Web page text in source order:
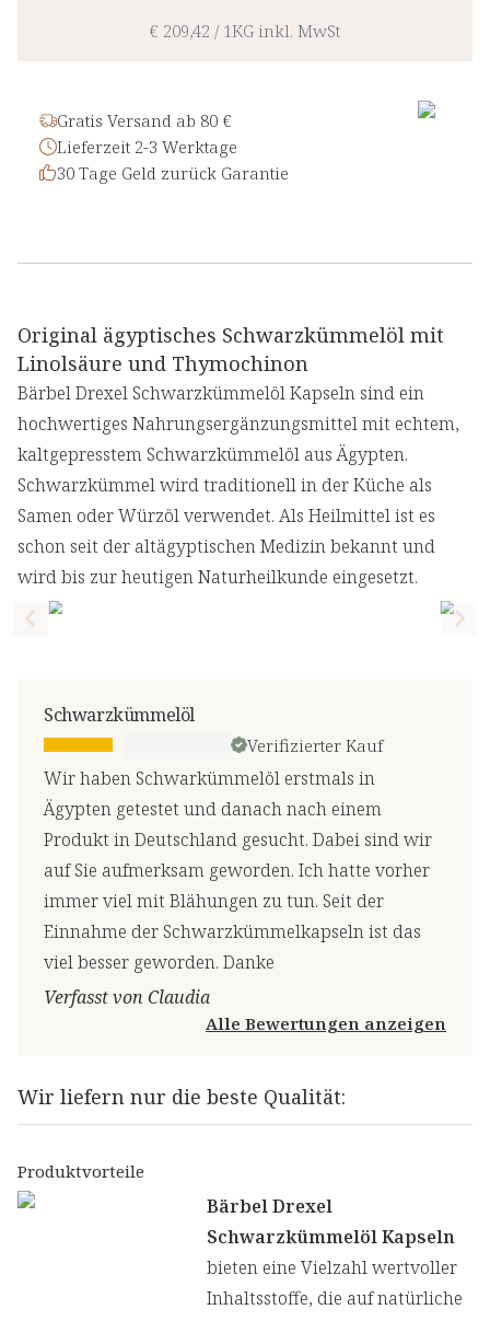
€ 209,42 / 1KG inkl. MwSt
Gratis Versand ab 80 €
Lieferzeit 2-3 Werktage
30 Tage Geld zurück Garantie
Original ägyptisches Schwarzkümmelöl mit
Linolsäure und Thymochinon
Bärbel Drexel Schwarzkümmelöl Kapseln sind ein
hochwertiges Nahrungsergänzungsmittel mit echtem,
kaltgepresstem Schwarzkümmelöl aus Ägypten.
Schwarzkümmel wird traditionell in der Küche als
Samen oder Würzöl verwendet. Als Heilmittel ist es
schon seit der altägyptischen Medizin bekannt und
wird bis zur heutigen Naturheilkunde eingesetzt.
Previous slide
Schwarzkümmelöl
Verifizierter Kauf
Wir haben Schwarkümmelöl erstmals in
Ägypten getestet und danach nach einem
Produkt in Deutschland gesucht. Dabei sind wir
auf Sie aufmerksam geworden. Ich hatte vorher
immer viel mit Blähungen zu tun. Seit der
Einnahme der Schwarzkümmelkapseln ist das
viel besser geworden. Danke
Verfasst von Claudia
Alle Bewertungen anzeigen
Wir liefern nur die beste Qualität:
Produktvorteile
Bärbel Drexel
Schwarzkümmelöl Kapseln
bieten eine Vielzahl wertvoller
Inhaltsstoffe, die auf natürliche